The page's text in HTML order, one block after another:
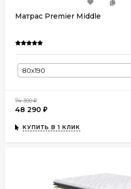
Матрас Premier Middle
80х190
74 300₽
48 290 ₽
КУПИТЬ В 1 КЛИК